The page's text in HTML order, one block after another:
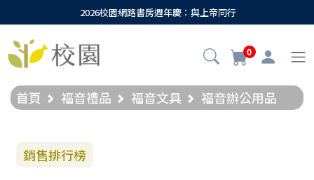
2026校園網路書房週年慶：與上帝同行
0
首頁 福音禮品 福音文具 福音辦公用品
銷售排行榜